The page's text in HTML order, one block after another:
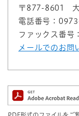
〒877-8601
電話番号：
ファックス番
メールでのお問